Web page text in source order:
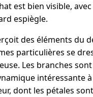
est bien visible,
espiègle.
des éléments du
particulières se
Les branches
intéressante
dont les pétales